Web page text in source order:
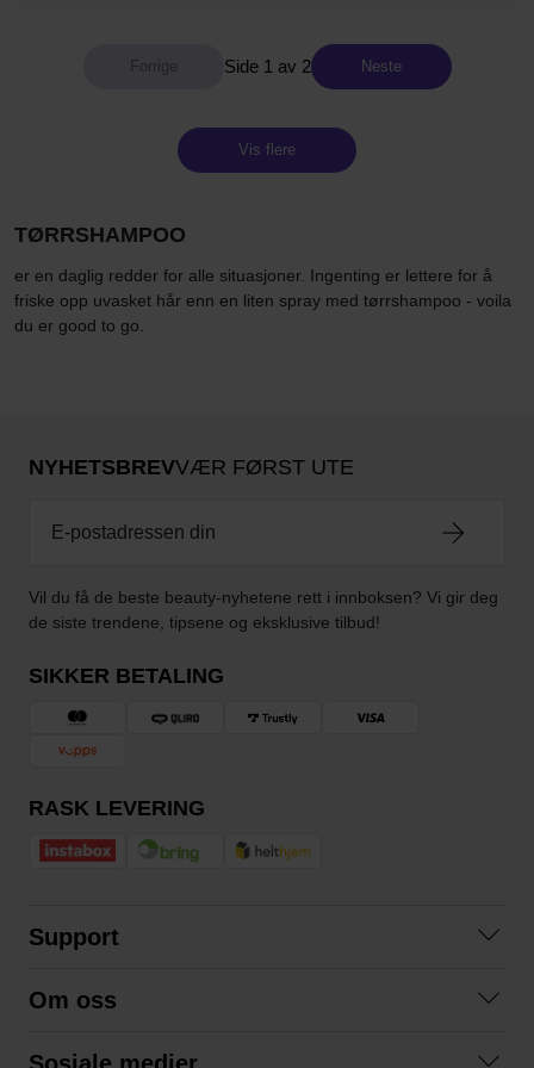
Side 1 av 2 Neste
Vis flere
TØRRSHAMPOO
er en daglig redder for alle situasjoner. Ingenting er lettere for å
friske opp uvasket hår enn en liten spray med tørrshampoo - voila
du er good to go.
NYHETSBREVVÆR FØRST UTE
Vil du få de beste beauty-nyhetene rett i innboksen? Vi gir deg
de siste trendene, tipsene og eksklusive tilbud!
SIKKER BETALING
RASK LEVERING
Support
Kjøpsvilkår
Om oss